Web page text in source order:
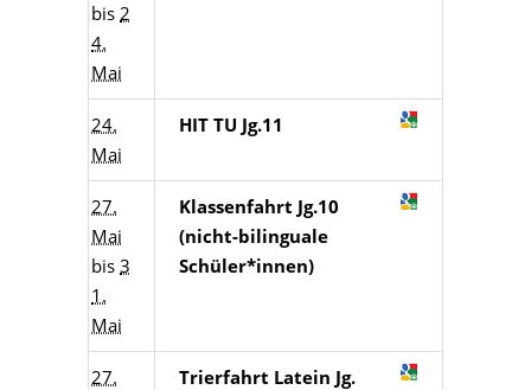
bis 2
4.
Mai
24.
Mai
HIT TU Jg.11
27.
Mai
bis 3
1.
Mai
Klassenfahrt Jg.10
(nicht-bilinguale
Schüler*innen)
27.
Trierfahrt Latein Jg.